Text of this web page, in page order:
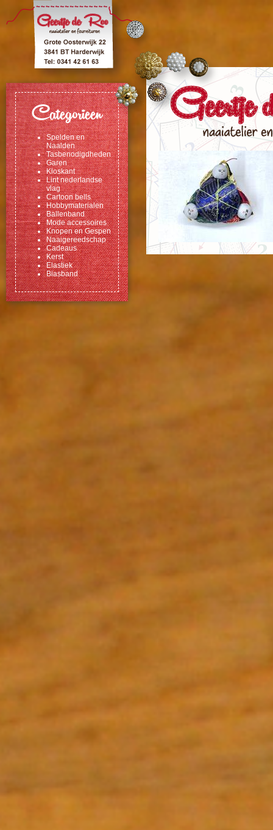
Categorieen
Spelden en
Naalden
Tasbenodigdheden
Garen
Kloskant
Lint nederlandse
vlag
Cartoon bells
Hobbymaterialen
Ballenband
Mode accessoires
Knopen en Gespen
Naaigereedschap
Cadeaus
Kerst
Elastiek
Biasband